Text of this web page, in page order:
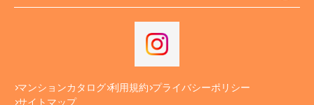
マンションカタログ 利用規約 プライバシーポリシー
サイトマップ